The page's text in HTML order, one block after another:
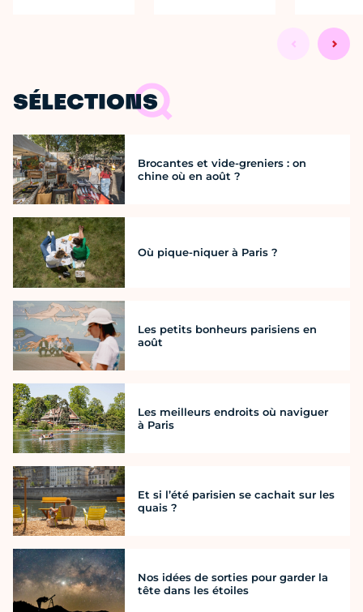
SÉLECTIONS
Brocantes et vide-greniers : on
chine où en août ?
Où pique-niquer à Paris ?
Les petits bonheurs parisiens en
août
Les meilleurs endroits où naviguer
à Paris
Et si l’été parisien se cachait sur les
quais ?
Nos idées de sorties pour garder la
tête dans les étoiles